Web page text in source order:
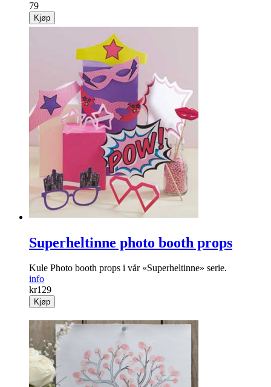
79
Kjøp
Superheltinne photo booth props
Kule Photo booth props i vår «Superheltinne» serie.
info
kr129
Kjøp